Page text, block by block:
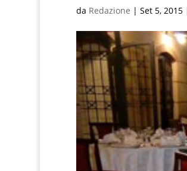
da Redazione | Set 5, 2015